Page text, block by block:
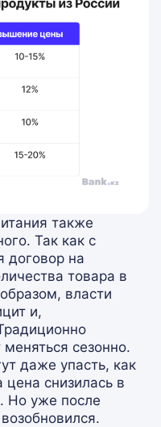
также
Так как с
договор на
товара в
власти
и,
сезонно.
даже упасть, как
цена снизилась в
Но уже после